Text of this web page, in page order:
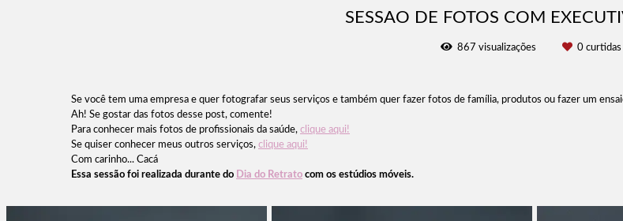
SESSAO DE FOTOS COM
867 visualizações 0curtidas
Se você tem uma empresa e quer fotografar seus serviços e também quer fazer fotos de família, produtos ou fazer um
Ah! Se gostar das fotos desse post, comente!
Para conhecer mais fotos de profissionais da saúde, clique aqui!
Se quiser conhecer meus outros serviços, clique aqui!
Com carinho... Cacá
Essa sessão foi realizada durante do Dia do Retrato com os estúdios móveis.